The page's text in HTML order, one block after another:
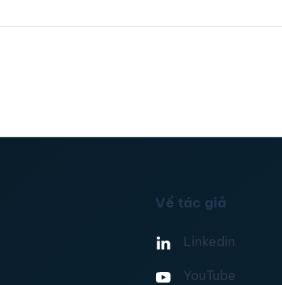
Về tác giả
Linkedin
YouTube